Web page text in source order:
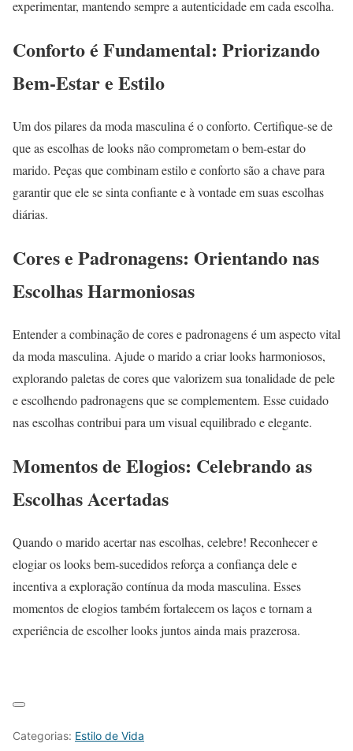
experimentar, mantendo sempre a autenticidade em cada escolha.
Conforto é Fundamental: Priorizando
Bem-Estar e Estilo
Um dos pilares da moda masculina é o conforto. Certifique-se de
que as escolhas de looks não comprometam o bem-estar do
marido. Peças que combinam estilo e conforto são a chave para
garantir que ele se sinta confiante e à vontade em suas escolhas
diárias.
Cores e Padronagens: Orientando nas
Escolhas Harmoniosas
Entender a combinação de cores e padronagens é um aspecto vital
da moda masculina. Ajude o marido a criar looks harmoniosos,
explorando paletas de cores que valorizem sua tonalidade de pele
e escolhendo padronagens que se complementem. Esse cuidado
nas escolhas contribui para um visual equilibrado e elegante.
Momentos de Elogios: Celebrando as
Escolhas Acertadas
Quando o marido acertar nas escolhas, celebre! Reconhecer e
elogiar os looks bem-sucedidos reforça a confiança dele e
incentiva a exploração contínua da moda masculina. Esses
momentos de elogios também fortalecem os laços e tornam a
experiência de escolher looks juntos ainda mais prazerosa.
Categorias: Estilo de Vida